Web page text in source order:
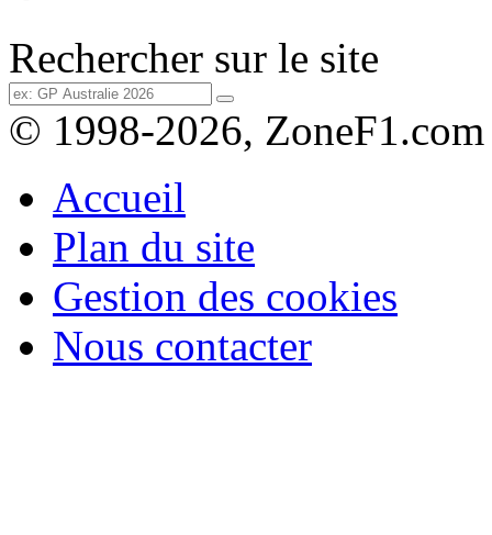
Rechercher sur le site
© 1998-2026, ZoneF1.com
Accueil
Plan du site
Gestion des cookies
Nous contacter